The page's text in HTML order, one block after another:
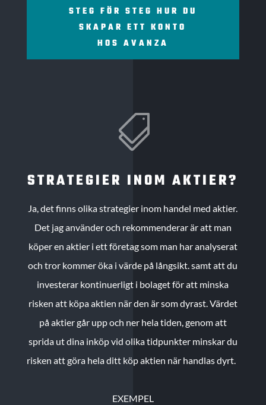
STEG FÖR STEG HUR DU
SKAPAR ETT KONTO
HOS AVANZA

STRATEGIER INOM AKTIER?
Ja, det finns olika strategier inom handel med aktier.
Det jag använder och rekommenderar är att man
köper en aktier i ett företag som man har analyserat
och tror kommer öka i värde på långsikt. samt att du
investerar kontinuerligt i bolaget för att minska
risken att köpa aktien när den är som dyrast. Värdet
på aktier går upp och ner hela tiden, genom att
sprida ut dina inköp vid olika tidpunkter minskar du
risken att göra hela ditt köp aktien när handlas dyrt.
EXEMPEL